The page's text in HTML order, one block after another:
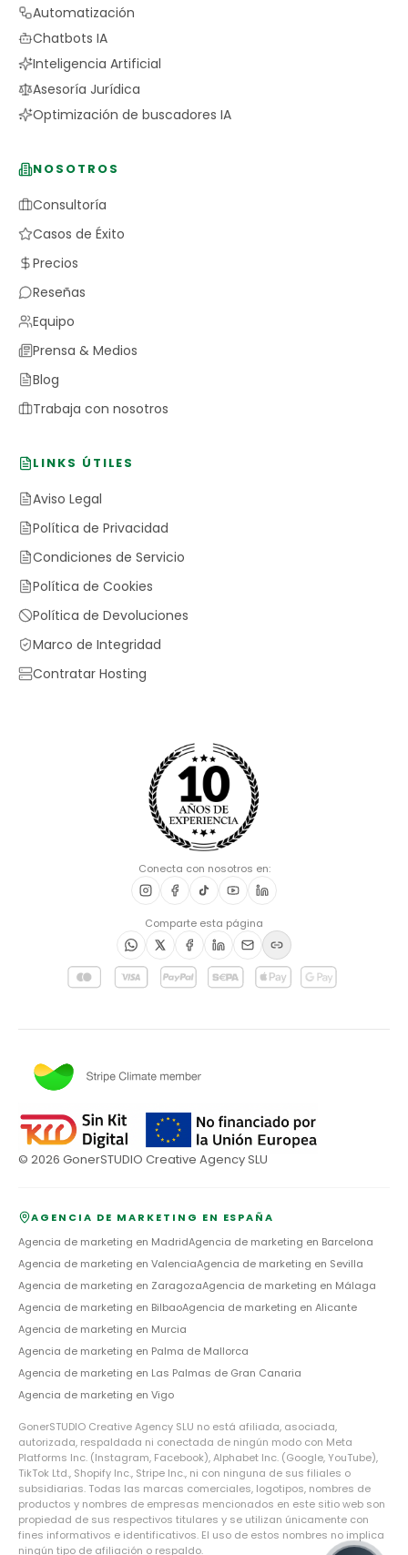
Automatización
Chatbots IA
Inteligencia Artificial
Asesoría Jurídica
Optimización de buscadores IA
NOSOTROS
Consultoría
Casos de Éxito
Precios
Reseñas
Equipo
Prensa & Medios
Blog
Trabaja con nosotros
LINKS ÚTILES
Aviso Legal
Política de Privacidad
Condiciones de Servicio
Política de Cookies
Política de Devoluciones
Marco de Integridad
Contratar Hosting
Conecta con nosotros en:
Comparte esta página
© 2026 GonerSTUDIO Creative Agency SLU
AGENCIA DE MARKETING EN ESPAÑA
Agencia de marketing en MadridAgencia de marketing en Barcelona
Agencia de marketing en ValenciaAgencia de marketing en Sevilla
Agencia de marketing en ZaragozaAgencia de marketing en Málaga
Agencia de marketing en BilbaoAgencia de marketing en Alicante
Agencia de marketing en Murcia
Agencia de marketing en Palma de Mallorca
Agencia de marketing en Las Palmas de Gran Canaria
Agencia de marketing en Vigo
GonerSTUDIO Creative Agency SLU no está afiliada, asociada,
autorizada, respaldada ni conectada de ningún modo con Meta
Platforms Inc. (Instagram, Facebook), Alphabet Inc. (Google, YouTube),
TikTok Ltd., Shopify Inc., Stripe Inc., ni con ninguna de sus filiales o
subsidiarias. Todas las marcas comerciales, logotipos, nombres de
productos y nombres de empresas mencionados en este sitio web son
propiedad de sus respectivos titulares y se utilizan únicamente con
fines informativos e identificativos. El uso de estos nombres no implica
ningún tipo de afiliación o respaldo.